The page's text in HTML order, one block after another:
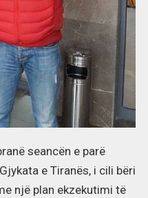
seancën e parë
e Tiranës, i cili bëri
një plan ekzekutimi të